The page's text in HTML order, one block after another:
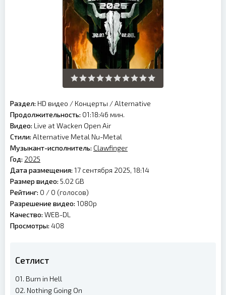
Раздел: HD видео / Концерты /Alternative
Продолжительность: 01:18:46 мин.
Видео: Live at Wacken Open Air
Стили: Alternative Metal Nu-Metal
Музыкант-исполнитель: Clawfinger
Год: 2025
Дата размещения: 17 сентября 2025, 18:14
Размер видео: 5.02 GB
Рейтинг: 0 / 0 (голосов)
Разрешение видео: 1080p
Качество: WEB-DL
Просмотры: 408
Сетлист
01. Burn in Hell
02. Nothing Going On